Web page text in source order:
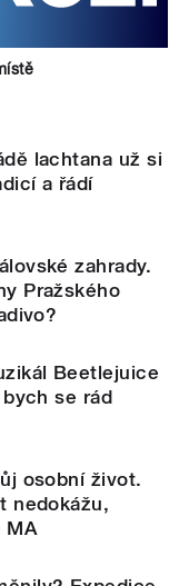
lachtana už si
a řádí
zahrady.
Pražského
Beetlejuice
se rád
osobní život.
nedokážu,
MA